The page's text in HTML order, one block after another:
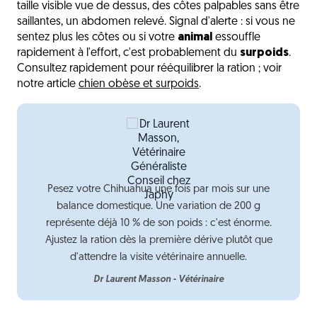
taille visible vue de dessus, des côtes palpables sans être
saillantes, un abdomen relevé. Signal d'alerte : si vous ne
sentez plus les côtes ou si votre animal essouffle
rapidement à l'effort, c'est probablement du surpoids.
Consultez rapidement pour rééquilibrer la ration ; voir
notre article chien obèse et surpoids.
Pesez votre Chihuahua une fois par mois sur une
balance domestique. Une variation de 200 g
représente déjà 10 % de son poids : c'est énorme.
Ajustez la ration dès la première dérive plutôt que
d'attendre la visite vétérinaire annuelle.
Dr Laurent Masson - Vétérinaire